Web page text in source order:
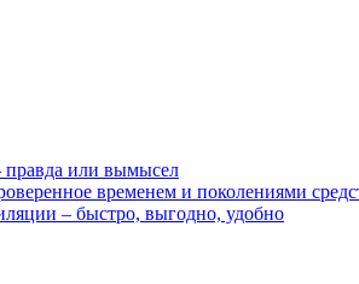
правда или вымысел
временем и поколениями
– быстро, выгодно, удобно